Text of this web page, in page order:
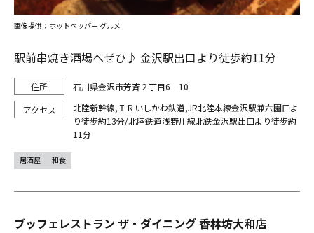
駅前串焼き酒場へぜひ♪ 金沢駅出口より徒歩約11分
石川県金沢市芳斉２丁目6－10
北陸新幹線,ＩＲいしかわ鉄道,JR北陸本線金沢駅兼六園口よ
り徒歩約13分/北陸鉄道浅野川線北鉄金沢駅出口より徒歩約
11分
画像提供：ホットペッパー グルメ
居酒屋 和食
ブッフェレストラン ザ・ダイニング 香林坊大和店